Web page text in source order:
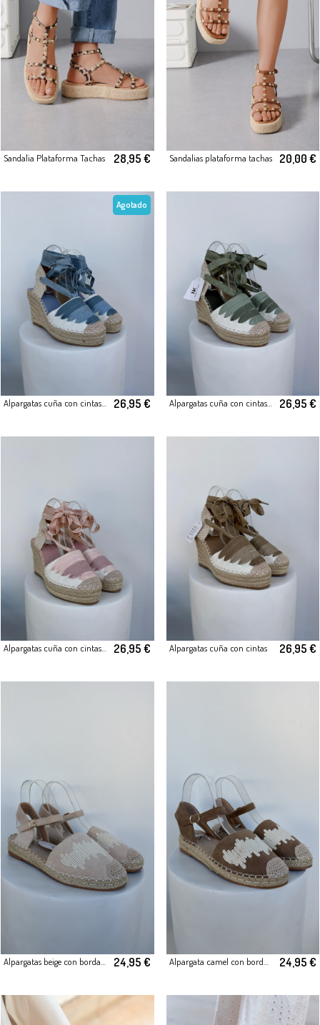
Sandalia Plataforma Tachas 28,95 € Sandalias plataforma tachas 20,00 €
Agotado
Alpargatas cuña con cintas azul 26,95 € Alpargatas cuña con cintas verde 26,95 €
Alpargatas cuña con cintas rosa 26,95 € Alpargatas cuña con cintas 26,95 €
24,95 € 24,95 €